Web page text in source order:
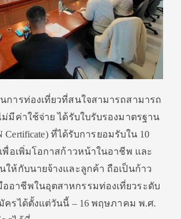
การท่องเที่ยวที่สนใจสามารถสามารถ
ม่มีค่าใช้จ่าย ได้รับใบรับรองมาตรฐาน
Certificate) ที่ได้รับการยอมรับใน 10
พื่อเพิ่มโอกาสก้าวหน้าในอาชีพ และ
ให้กับนายจ้างและลูกค้า ถือเป็นก้าว
อาชีพในอุตสาหกรรมท่องเที่ยวระดับ
ครได้ตั้งแต่วันนี้ – 16 พฤษภาคม พ.ศ.